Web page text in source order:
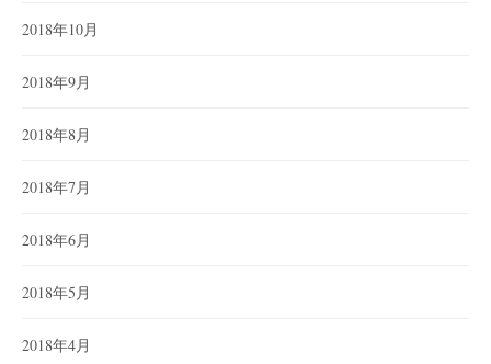
2018年10月
2018年9月
2018年8月
2018年7月
2018年6月
2018年5月
2018年4月